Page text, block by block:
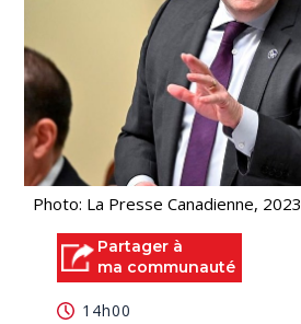
Photo: La Presse Canadienne, 2023
Partager à
ma communauté
14h00